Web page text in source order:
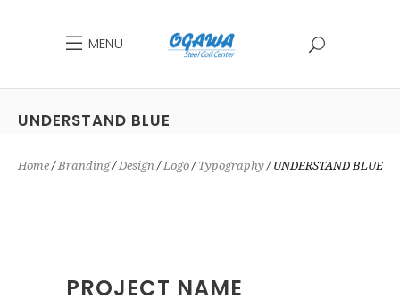
MENU
UNDERSTAND BLUE
Home Branding Design Logo Typography UNDERSTAND BLUE
PROJECT NAME